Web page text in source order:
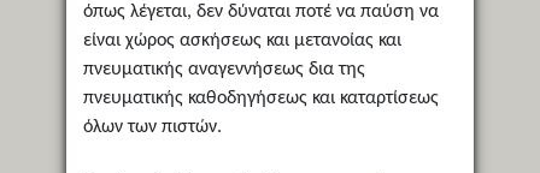
όπως λέγεται, δεν δύναται ποτέ να παύση να
είναι χώρος ασκήσεως και μετανοίας και
πνευματικής αναγεννήσεως δια της
πνευματικής καθοδηγήσεως και καταρτίσεως
όλων των πιστών.